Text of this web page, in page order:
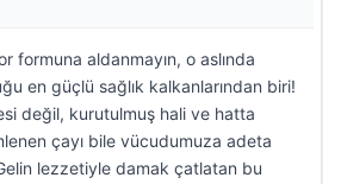
formuna aldanmayın, o aslında
en güçlü sağlık kalkanlarından biri!
değil, kurutulmuş hali ve hatta
çayı bile vücudumuza adeta
lezzetiyle damak çatlatan bu